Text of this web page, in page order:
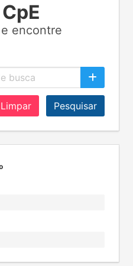
encontre
Limpar Pesquisar